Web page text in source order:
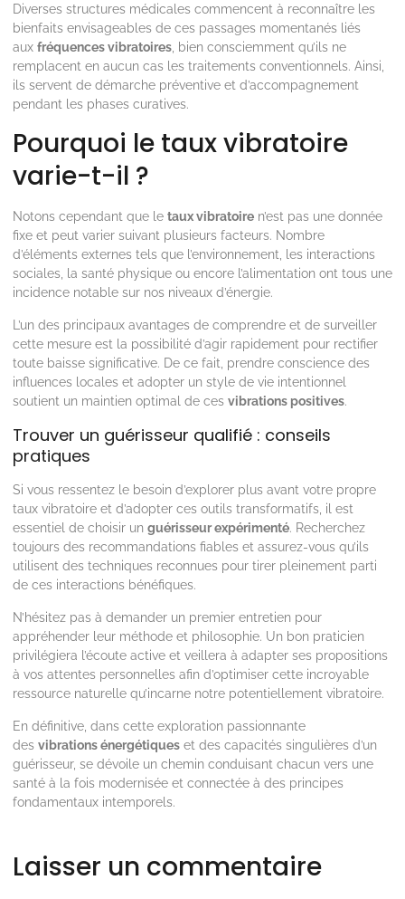
Diverses structures médicales commencent à reconnaître les
bienfaits envisageables de ces passages momentanés liés
aux fréquences vibratoires , bien consciemment qu’ils ne
remplacent en aucun cas les traitements conventionnels. Ainsi,
ils servent de démarche préventive et d’accompagnement
pendant les phases curatives.
Pourquoi le taux vibratoire
varie-t-il ?
Notons cependant que le taux vibratoire n’est pas une donnée
fixe et peut varier suivant plusieurs facteurs. Nombre
d’éléments externes tels que l’environnement, les interactions
sociales, la santé physique ou encore l’alimentation ont tous une
incidence notable sur nos niveaux d’énergie.
L’un des principaux avantages de comprendre et de surveiller
cette mesure est la possibilité d’agir rapidement pour rectifier
toute baisse significative. De ce fait, prendre conscience des
influences locales et adopter un style de vie intentionnel
soutient un maintien optimal de ces vibrations positives.
Trouver un guérisseur qualifié : conseils
pratiques
Si vous ressentez le besoin d’explorer plus avant votre propre
taux vibratoire et d’adopter ces outils transformatifs, il est
essentiel de choisir un guérisseur expérimenté. Recherchez
toujours des recommandations fiables et assurez-vous qu’ils
utilisent des techniques reconnues pour tirer pleinement parti
de ces interactions bénéfiques.
N’hésitez pas à demander un premier entretien pour
appréhender leur méthode et philosophie. Un bon praticien
privilégiera l’écoute active et veillera à adapter ses propositions
à vos attentes personnelles afin d’optimiser cette incroyable
ressource naturelle qu’incarne notre potentiellement vibratoire.
En définitive, dans cette exploration passionnante
des vibrations énergétiques et des capacités singulières d’un
guérisseur, se dévoile un chemin conduisant chacun vers une
santé à la fois modernisée et connectée à des principes
fondamentaux intemporels.
Laisser un commentaire